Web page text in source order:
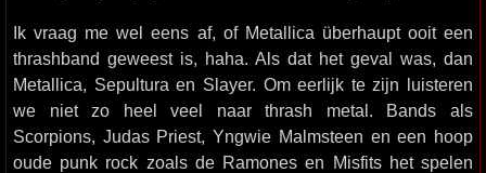
Ik vraag me wel eens af, of Metallica überhaupt ooit een
thrashband geweest is, haha. Als dat het geval was, dan
Metallica, Sepultura en Slayer. Om eerlijk te zijn luisteren
we niet zo heel veel naar thrash metal. Bands als
Scorpions, Judas Priest, Yngwie Malmsteen en een hoop
oude punk rock zoals de Ramones en Misfits het spelen